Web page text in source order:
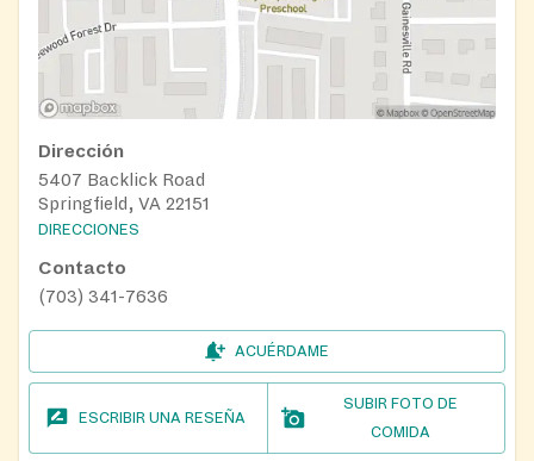
Dirección
5407 Backlick Road
Springfield, VA 22151
DIRECCIONES
Contacto
(703) 341-7636
ACUÉRDAME
ESCRIBIR UNA RESEÑA
SUBIR FOTO DE
COMIDA